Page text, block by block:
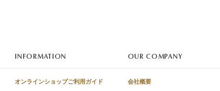
INFORMATION
オンラインショップご利用ガイド
OUR COMPANY
会社概要